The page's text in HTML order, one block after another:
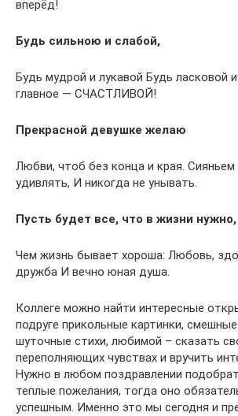
вперёд!
Будь сильною и слабой,
Будь мудрой и лукавой Будь ласковой
главное — СЧАСТЛИВОЙ!
Прекрасной девушке желаю
Любви, чтоб без конца и края. Сияньем
удивлять, И никогда не унывать.
Пусть будет все, что в жизни нужно,
Чем жизнь бывает хороша: Любовь,
дружба И вечно юная душа.
Коллеге можно найти интересные
подруге прикольные картинки,
шуточные стихи, любимой – сказать
переполняющих чувствах и вручить
Нужно в любом поздравлении
теплые пожелания, тогда оно
успешным. Именно это мы сегодня и